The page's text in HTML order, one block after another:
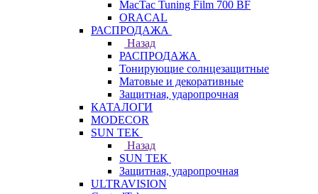
MacTac Tuning Film 700 BF
ORACAL
РАСПРОДАЖА
Назад
РАСПРОДАЖА
Тонирующие солнцезащитные
Матовые и декоративные
Защитная, ударопрочная
КАТАЛОГИ
MODECOR
SUN TEK
Назад
SUN TEK
Защитная, ударопрочная
ULTRAVISION